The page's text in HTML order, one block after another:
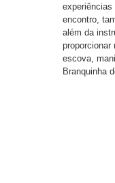
experiências
encontro,
além da
proporcionar
escova,
Branquinha